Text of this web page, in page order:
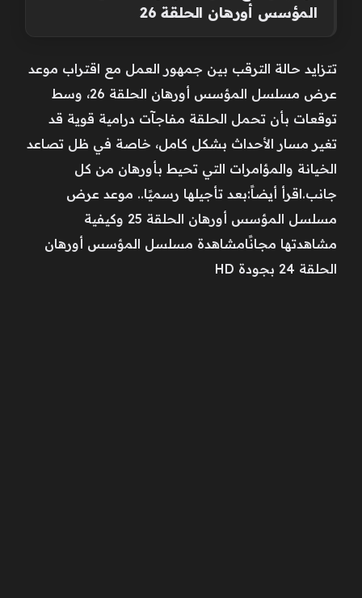
المؤسس أورهان الحلقة 26
تتزايد حالة الترقب بين جمهور العمل مع اقتراب موعد
عرض مسلسل المؤسس أورهان الحلقة 26، وسط
توقعات بأن تحمل الحلقة مفاجآت درامية قوية قد
تغير مسار الأحداث بشكل كامل، خاصة في ظل تصاعد
الخيانة والمؤامرات التي تحيط بأورهان من كل
جانب.اقرأ أيضاً:بعد تأجيلها رسميًا.. موعد عرض
مسلسل المؤسس أورهان الحلقة 25 وكيفية
مشاهدتها مجانًامشاهدة مسلسل المؤسس أورهان
الحلقة 24 بجودة HD